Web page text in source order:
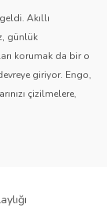
Akıllı
günlük
korumak da bir o
giriyor. Engo,
çizilmelere,
ve teknolojiye